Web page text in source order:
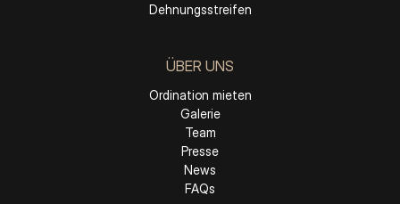
Dehnungsstreifen
ÜBER UNS
Ordination mieten
Galerie
Team
Presse
News
FAQs